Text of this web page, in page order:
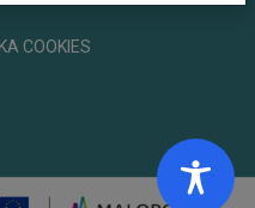
COOKIES